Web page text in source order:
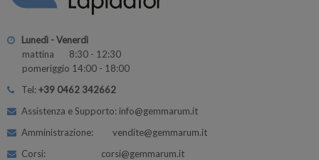
Lunedì - Venerdì
mattina 8:30 - 12:30
pomeriggio 14:00 - 18:00
Tel:+39 0462 342662
Assistenza e Supporto: info@gemmarum.it
Amministrazione: vendite@gemmarum.it
Corsi: corsi@gemmarum.it